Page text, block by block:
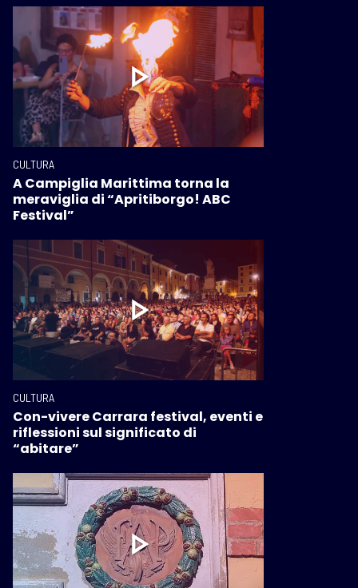
CULTURA
A Campiglia Marittima torna la
meraviglia di “Apritiborgo! ABC
Festival”
CULTURA
Con-vivere Carrara festival, eventi e
riflessioni sul significato di
“abitare”